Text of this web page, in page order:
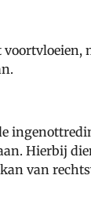
Hierbij
van